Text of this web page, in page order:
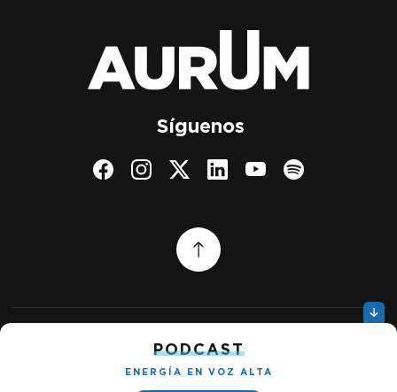
PODCAST
ENERGÍA EN VOZ ALTA
Síguenos
Política de privacidad